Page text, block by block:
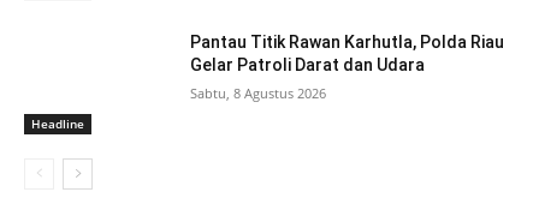
Headline
Pantau Titik Rawan Karhutla, Polda Riau
Gelar Patroli Darat dan Udara
Sabtu, 8 Agustus 2026